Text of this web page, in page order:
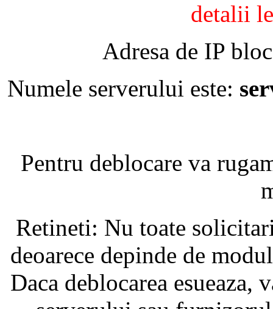
detalii
Adresa de IP
Numele serverului este:
Pentru deblocare va
Retineti: Nu toate
deoarece depinde de
Daca deblocarea